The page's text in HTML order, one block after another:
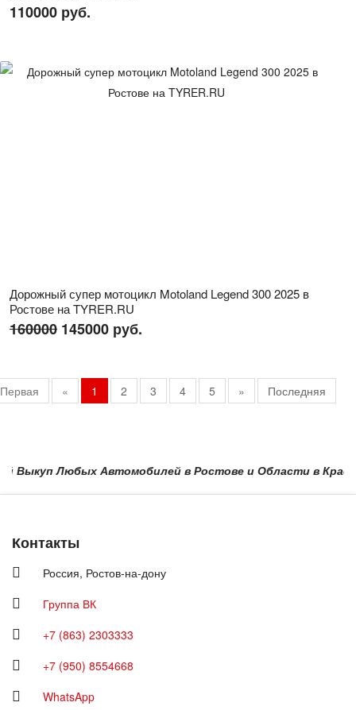
110000 руб.
Дорожный супер мотоцикл Motoland Legend 300 2025 в
Ростове на TYRER.RU
160000 145000 руб.
Первая « 1 2 3 4 5 » Последняя
Любых Автомобилей в Ростове и Области в
Контакты
Россия, Ростов-на-дону
Группа ВК
+7 (863) 2303333
+7 (950) 8554668
WhatsApp